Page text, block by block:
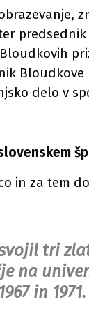
in za tem
tri
na
in 1971.